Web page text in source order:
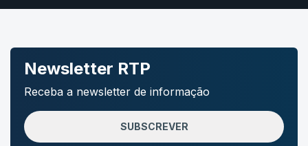
Newsletter RTP
Receba a newsletter de informação
SUBSCREVER